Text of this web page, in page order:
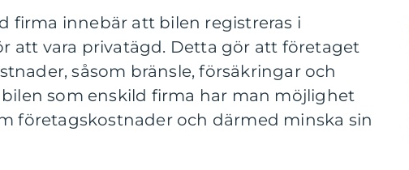
firma innebär att bilen registreras i
att vara privatägd. Detta gör att företaget
såsom bränsle, försäkringar och
som enskild firma har man möjlighet
företagskostnader och därmed minska sin